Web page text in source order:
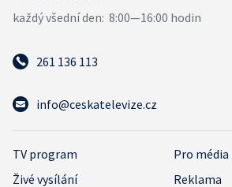
261 136 113
info@ceskatelevize.cz
TV program
Pro média
Živé vysílání
Reklama